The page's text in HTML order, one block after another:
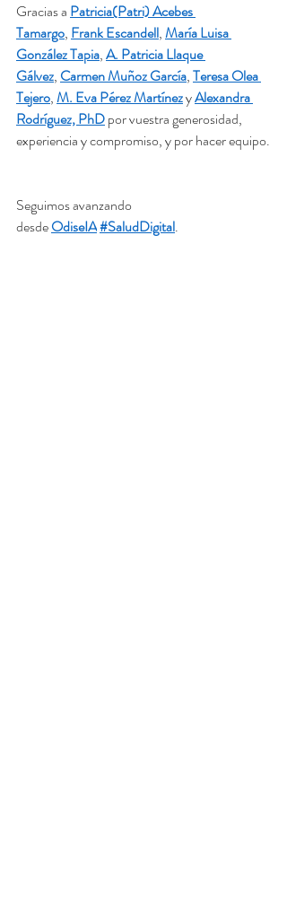
Gracias a Patricia(Patri) Acebes
Tamargo, Frank Escandell, María Luisa
González Tapia, A. Patricia Llaque
Gálvez, Carmen Muñoz García, Teresa Olea
Tejero, M. Eva Pérez Martínez y Alexandra
Rodríguez, PhD por vuestra generosidad,
experiencia y compromiso, y por hacer equipo.
Seguimos avanzando
desde OdiseIA#SaludDigital.